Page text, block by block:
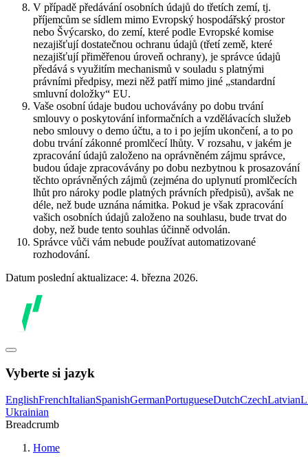
V případě předávání osobních údajů do třetích zemí, tj.
příjemcům se sídlem mimo Evropský hospodářský prostor
nebo Švýcarsko, do zemí, které podle Evropské komise
nezajišťují dostatečnou ochranu údajů (třetí země, které
nezajišťují přiměřenou úroveň ochrany), je správce údajů
předává s využitím mechanismů v souladu s platnými
právními předpisy, mezi něž patří mimo jiné „standardní
smluvní doložky“ EU.
Vaše osobní údaje budou uchovávány po dobu trvání
smlouvy o poskytování informačních a vzdělávacích služeb
nebo smlouvy o demo účtu, a to i po jejím ukončení, a to po
dobu trvání zákonné promlčecí lhůty. V rozsahu, v jakém je
zpracování údajů založeno na oprávněném zájmu správce,
budou údaje zpracovávány po dobu nezbytnou k prosazování
těchto oprávněných zájmů (zejména do uplynutí promlčecích
lhůt pro nároky podle platných právních předpisů), avšak ne
déle, než bude uznána námitka. Pokud je však zpracování
vašich osobních údajů založeno na souhlasu, bude trvat do
doby, než bude tento souhlas účinně odvolán.
Správce vůči vám nebude používat automatizované
rozhodování.
Datum poslední aktualizace: 4. března 2026.
Vyberte si jazyk
EnglishFrenchItalianSpanishGermanPortugueseDutchCzechLatvian
Ukrainian
Breadcrumb
Home